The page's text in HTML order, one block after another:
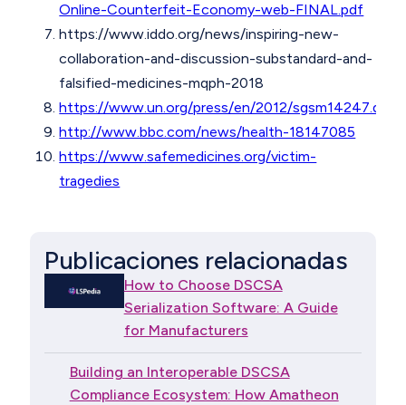
Online-Counterfeit-Economy-web-FINAL.pdf
https://www.iddo.org/news/inspiring-new-
collaboration-and-discussion-substandard-and-
falsified-medicines-mqph-2018
https://www.un.org/press/en/2012/
http://www.bbc.com/news/health-18147085
https://www.safemedicines.org/victim-
tragedies
Publicaciones relacionadas
How to Choose DSCSA
Serialization Software: A Guide
for Manufacturers
Building an Interoperable DSCSA
Compliance Ecosystem: How Amatheon